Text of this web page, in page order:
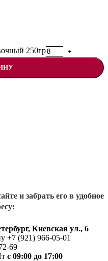
250гр
и забрать его в удобное
Киевская ул., 6
+7 (921) 966-05-01
69
с 09:00 до 17:00